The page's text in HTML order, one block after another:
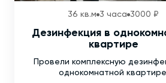
36 кв.м 3 часа 3000 ₽
Дезинфекция в
квартире
Провели комплексную
однокомнатной